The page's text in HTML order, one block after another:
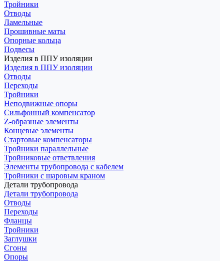
Тройники
Отводы
Ламельные
Прошивные маты
Опорные кольца
Подвесы
Изделия в ППУ изоляции
Изделия в ППУ изоляции
Отводы
Переходы
Тройники
Неподвижные опоры
Cильфонный компенсатор
Z-образные элементы
Концевые элементы
Стартовые компенсаторы
Тройники параллельные
Тройниковые ответвления
Элементы трубопровода с кабелем
Тройники с шаровым краном
Детали трубопровода
Детали трубопровода
Отводы
Переходы
Фланцы
Тройники
Заглушки
Сгоны
Опоры